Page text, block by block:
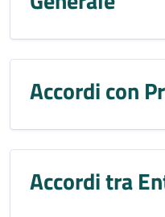
Accordi con
Accordi tra